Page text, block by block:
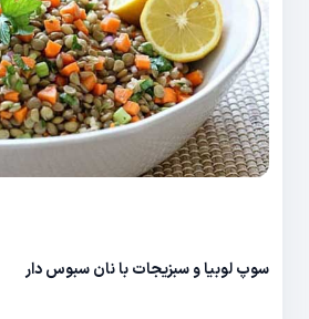
سوپ لوبیا و سبزیجات با نان سبوس دار